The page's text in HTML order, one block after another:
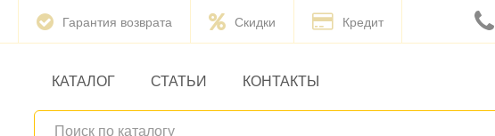
Гарантия возврата Скидки Кредит
КАТАЛОГ СТАТЬИ КОНТАКТЫ